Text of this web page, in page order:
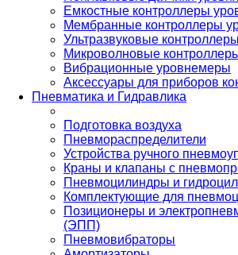
Емкостные контроллеры
Мембранные контроллеры
Ультразвуковые
Микроволновые
Вибрационные уровнемеры
Аксессуары для приборов
Пневматика и Гидравлика
Подготовка воздуха
Пневмораспределители
Устройства ручного
Краны и клапаны с
Пневмоцилиндры и
Комплектующие для
Позиционеры и
(ЭПП)
Пневмовибраторы